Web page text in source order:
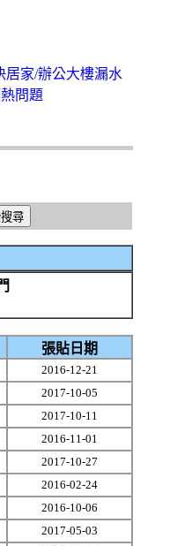
居家/辦公大樓漏水
問題
張貼日期
2016-12-21
2017-10-05
2017-10-11
2016-11-01
2017-10-27
2016-02-24
2016-10-06
2017-05-03